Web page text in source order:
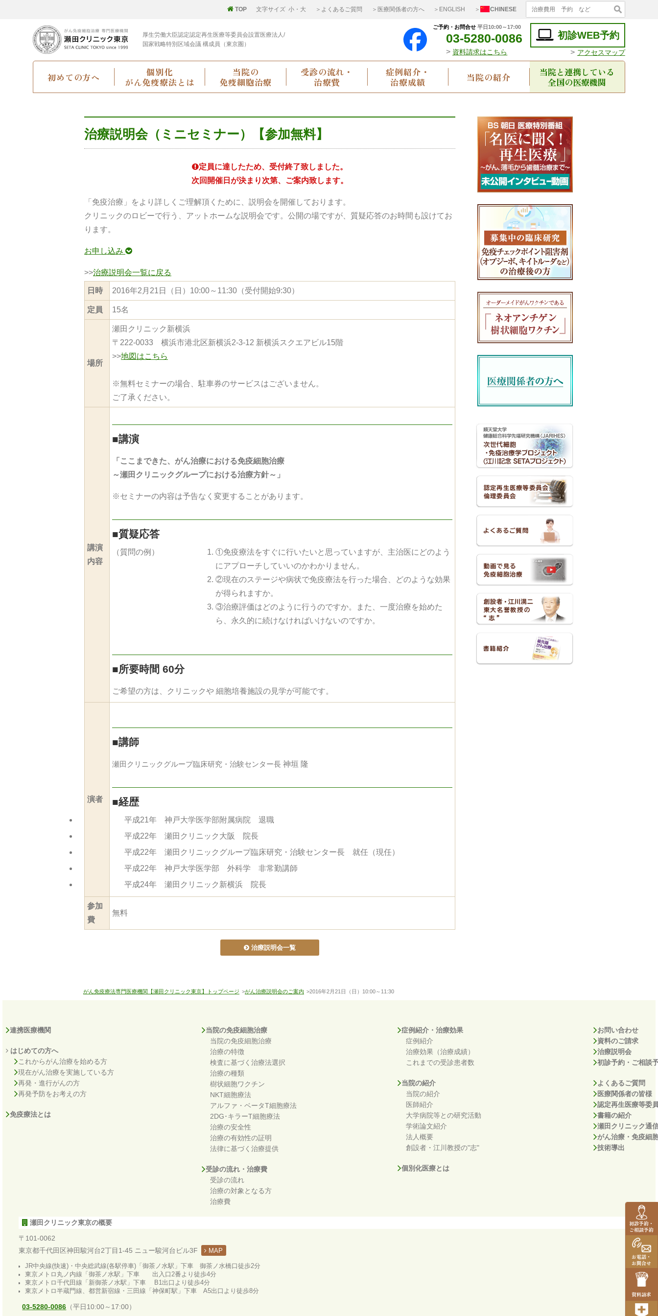
TOP 文字サイズ 小 ・ 大 ＞よくあるご質問 ＞医療関係者の方へ ＞ENGLISH ＞ CHINESE
厚生労働大臣認定認定再生医療等委員会設置医療法人/
国家戦略特別区域会議 構成員（東京圏）
ご予約・お問合せ 平日10:00～17:00
03-5280-0086
> 資料請求はこちら
初診WEB予約
> アクセスマップ
初めての方へ
個別化
がん免疫療法とは
当院の
免疫細胞治療
受診の流れ・
治療費
症例紹介・
治療成績
当院の紹介
当院と連携している
全国の医療機関
治療説明会（ミニセミナー）【参加無料】
定員に達したため、受付終了致しました。
次回開催日が決まり次第、ご案内致します。
「免疫治療」をより詳しくご理解頂くために、説明会を開催しております。
クリニックのロビーで行う、アットホームな説明会です。公開の場ですが、質疑応答のお時間も設けてお
ります。
お申し込み
>>治療説明会一覧に戻る
日時 2016年2月21日（日）10:00～11:30（受付開始9:30）
定員 15名
場所
瀬田クリニック新横浜
〒222-0033 横浜市港北区新横浜2-3-12 新横浜スクエアビル15階
>>地図はこちら
※無料セミナーの場合、駐車券のサービスはございません。
ご了承ください。
講演
内容
■講演
「ここまできた、がん治療における免疫細胞治療
～瀬田クリニックグループにおける治療方針～」
※セミナーの内容は予告なく変更することがあります。
■質疑応答
（質問の例）
①免疫療法をすぐに行いたいと思っていますが、主治医にどのよう
にアプローチしていいのかわかりません。
②現在のステージや病状で免疫療法を行った場合、どのような効果
が得られますか。
③治療評価はどのように行うのですか。また、一度治療を始めた
ら、永久的に続けなければいけないのですか。
■所要時間 60分
ご希望の方は、クリニックや 細胞培養施設の見学が可能です。
演者
■講師
瀬田クリニックグループ臨床研究・治験センター長 神垣 隆
■経歴
平成21年 神戸大学医学部附属病院 退職
平成22年 瀬田クリニック大阪 院長
平成22年 瀬田クリニックグループ臨床研究・治験センター長 就任（現任）
平成22年 神戸大学医学部 外科学 非常勤講師
平成24年 瀬田クリニック新横浜 院長
参加
費
無料
治療説明会一覧
がん免疫療法専門医療機関【瀬田クリニック東京】トップページ >がん治療説明会のご案内 >2016年2月21日（日）10:00～11:30
連携医療機関
はじめての方へ
これからがん治療を始める方
現在がん治療を実施している方
再発・進行がんの方
再発予防をお考えの方
免疫療法とは
当院の免疫細胞治療
当院の免疫細胞治療
治療の特徴
検査に基づく治療法選択
治療の種類
樹状細胞ワクチン
NKT細胞療法
アルファ・ベータT細胞療法
2DG･キラーT細胞療法
治療の安全性
治療の有効性の証明
法律に基づく治療提供
受診の流れ・治療費
受診の流れ
治療の対象となる方
治療費
症例紹介・治療効果
症例紹介
治療効果（治療成績）
これまでの受診患者数
当院の紹介
当院の紹介
医師紹介
大学病院等との研究活動
学術論文紹介
法人概要
創設者・江川教授の"志"
個別化医療とは
お問い合わせ
資料のご請求
治療説明会
初診予約・ご相談
よくあるご質問
医療関係者の皆様
認定再生医療等委
書籍の紹介
瀬田クリニック通
がん治療・免疫細
技術導出
瀬田クリニック東京の概要
〒101-0062
東京都千代田区神田駿河台2丁目1-45 ニュー駿河台ビル3F
MAP
JR中央線(快速)・中央総武線(各駅停車)「御茶ノ水駅」下車 御茶ノ水橋口徒歩2分
東京メトロ丸ノ内線「御茶ノ水駅」下車 出入口2番より徒歩4分
東京メトロ千代田線「新御茶ノ水駅」下車 B1出口より徒歩4分
東京メトロ半蔵門線、都営新宿線・三田線「神保町駅」下車 A5出口より徒歩8分
03-5280-0086 （平日10:00～17:00）
初診予約・
ご相談予約
お電話・
お問合せ
資料請求